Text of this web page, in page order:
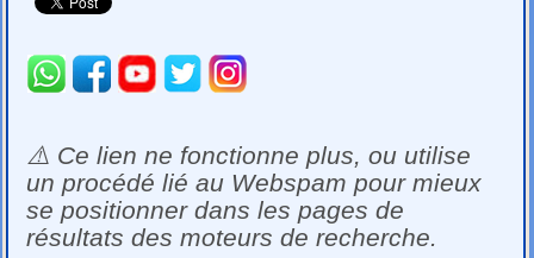
⚠️ Ce lien ne fonctionne plus, ou utilise
un procédé lié au Webspam pour mieux
se positionner dans les pages de
résultats des moteurs de recherche.